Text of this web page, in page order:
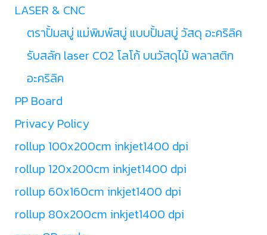
LASER & CNC
ตราปั้มสบู่ แม่พิมพ์สบู่ แบบปั้มสบู่ วัสดุ อะคริลิค
รับสลัก laser CO2 โลโก้ บนวัสดุไม้ พลาสติก
อะคริลิค
PP Board
Privacy Policy
rollup 100x200cm inkjet1400 dpi
rollup 120x200cm inkjet1400 dpi
rollup 60x160cm inkjet1400 dpi
rollup 80x200cm inkjet1400 dpi